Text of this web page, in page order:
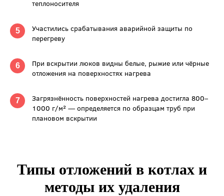
теплоносителя
5
Участились срабатывания аварийной защиты по
перегреву
6
При вскрытии люков видны белые, рыжие или чёрные
отложения на поверхностях нагрева
7
Загрязнённость поверхностей нагрева достигла 800–
1000 г/м² — определяется по образцам труб при
плановом вскрытии
Типы отложений в котлах и
методы их удаления